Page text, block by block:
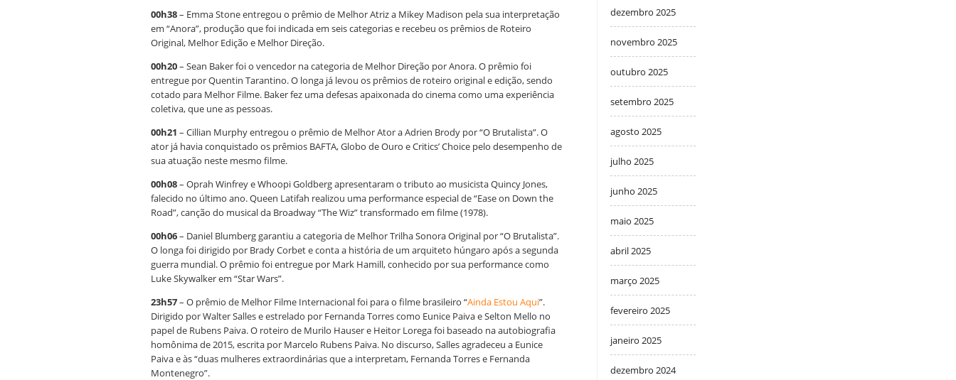
00h38– Emma Stone entregou o prêmio de Melhor Atriz a Mikey Madison pela sua interpretação
em “Anora”, produção que foi indicada em seis categorias e recebeu os prêmios de Roteiro
Original, Melhor Edição e Melhor Direção.
00h20– Sean Baker foi o vencedor na categoria de Melhor Direção por Anora. O prêmio foi
entregue por Quentin Tarantino. O longa já levou os prêmios de roteiro original e edição, sendo
cotado para Melhor Filme. Baker fez uma defesas apaixonada do cinema como uma experiência
coletiva, que une as pessoas.
00h21 – Cillian Murphy entregou o prêmio de Melhor Ator a Adrien Brody por “O Brutalista”. O
ator já havia conquistado os prêmios BAFTA, Globo de Ouro e Critics’ Choice pelo desempenho de
sua atuação neste mesmo filme.
00h08– Oprah Winfrey e Whoopi Goldberg apresentaram o tributo ao musicista Quincy Jones,
falecido no último ano. Queen Latifah realizou uma performance especial de “Ease on Down the
Road”, canção do musical da Broadway “The Wiz” transformado em filme (1978).
00h06– Daniel Blumberg garantiu a categoria de Melhor Trilha Sonora Original por “O Brutalista”.
O longa foi dirigido por Brady Corbet e conta a história de um arquiteto húngaro após a segunda
guerra mundial. O prêmio foi entregue por Mark Hamill, conhecido por sua performance como
Luke Skywalker em “Star Wars”.
23h57– O prêmio de Melhor Filme Internacional foi para o filme brasileiro “Ainda Estou Aqui”.
Dirigido por Walter Salles e estrelado por Fernanda Torres como Eunice Paiva e Selton Mello no
papel de Rubens Paiva. O roteiro de Murilo Hauser e Heitor Lorega foi baseado na autobiografia
homônima de 2015, escrita por Marcelo Rubens Paiva. No discurso, Salles agradeceu a Eunice
Paiva e às “duas mulheres extraordinárias que a interpretam, Fernanda Torres e Fernanda
Montenegro”.
dezembro 2025
novembro 2025
outubro 2025
setembro 2025
agosto 2025
julho 2025
junho 2025
maio 2025
abril 2025
março 2025
fevereiro 2025
janeiro 2025
dezembro 2024